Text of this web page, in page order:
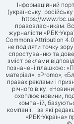
Інформаційний
(українську,
https://www.rbc.ua
правовласникам.
журналісти «РБК-
Commons Attribution
не поділяти точку
спростуванню та
зміст реклами
позначені плашкою:
матеріал», «Promo»,
правах реклами і
річного віку.
охоплює новини,
компаній,
компанії, і за які
«РБК-Україна»